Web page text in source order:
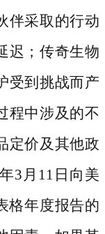
伴采取的行动
迟；传奇生物
受到挑战而产
程中涉及的不
定价及其他政
3月11日向美
格年度报告的